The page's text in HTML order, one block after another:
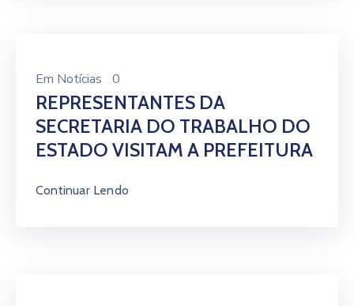
Em Notícias 0
REPRESENTANTES DA
SECRETARIA DO TRABALHO DO
ESTADO VISITAM A PREFEITURA
Continuar Lendo